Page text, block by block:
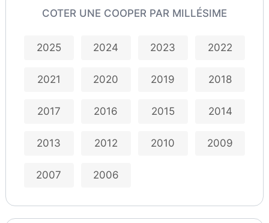
COTER UNE COOPER PAR MILLÉSIME
2025 2024 2023 2022
2021 2020 2019 2018
2017 2016 2015 2014
2013 2012 2010 2009
2007 2006